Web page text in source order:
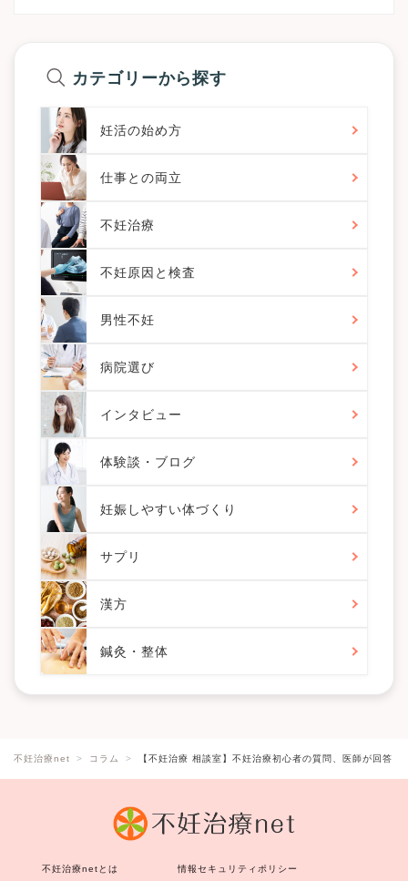
カテゴリーから探す
妊活の始め方
仕事との両立
不妊治療
不妊原因と検査
男性不妊
病院選び
インタビュー
体験談・ブログ
妊娠しやすい体づくり
サプリ
漢方
鍼灸・整体
不妊治療net コラム 【不妊治療 相談室】不妊治療初心者の質問、医師が回答し
不妊治療netとは 情報セキュリティポリシー